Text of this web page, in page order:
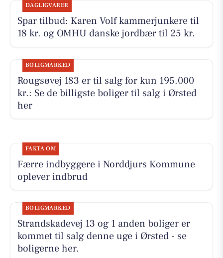
DAGLIGVARER
Spar tilbud: Karen Volf kammerjunkere til
18 kr. og OMHU danske jordbær til 25 kr.
BOLIGMARKED
Rougsøvej 183 er til salg for kun 195.000
kr.: Se de billigste boliger til salg i Ørsted
her
FAKTA OM
Færre indbyggere i Norddjurs Kommune
oplever indbrud
BOLIGMARKED
Strandskadevej 13 og 1 anden boliger er
kommet til salg denne uge i Ørsted - se
boligerne her.